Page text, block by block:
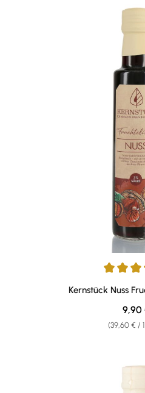
Durchschnittliche Bewertung
Kernstück Nuss
(39,60 € /
9,90